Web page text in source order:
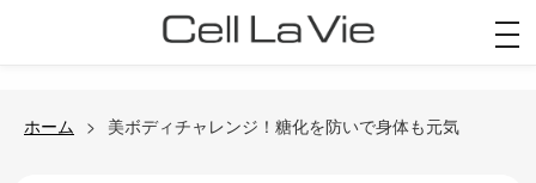
ホーム 美ボディチャレンジ！糖化を防いで身体も元気